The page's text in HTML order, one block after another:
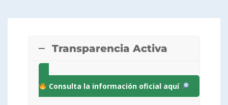
Transparencia Activa
Consulta la información oficial aquí